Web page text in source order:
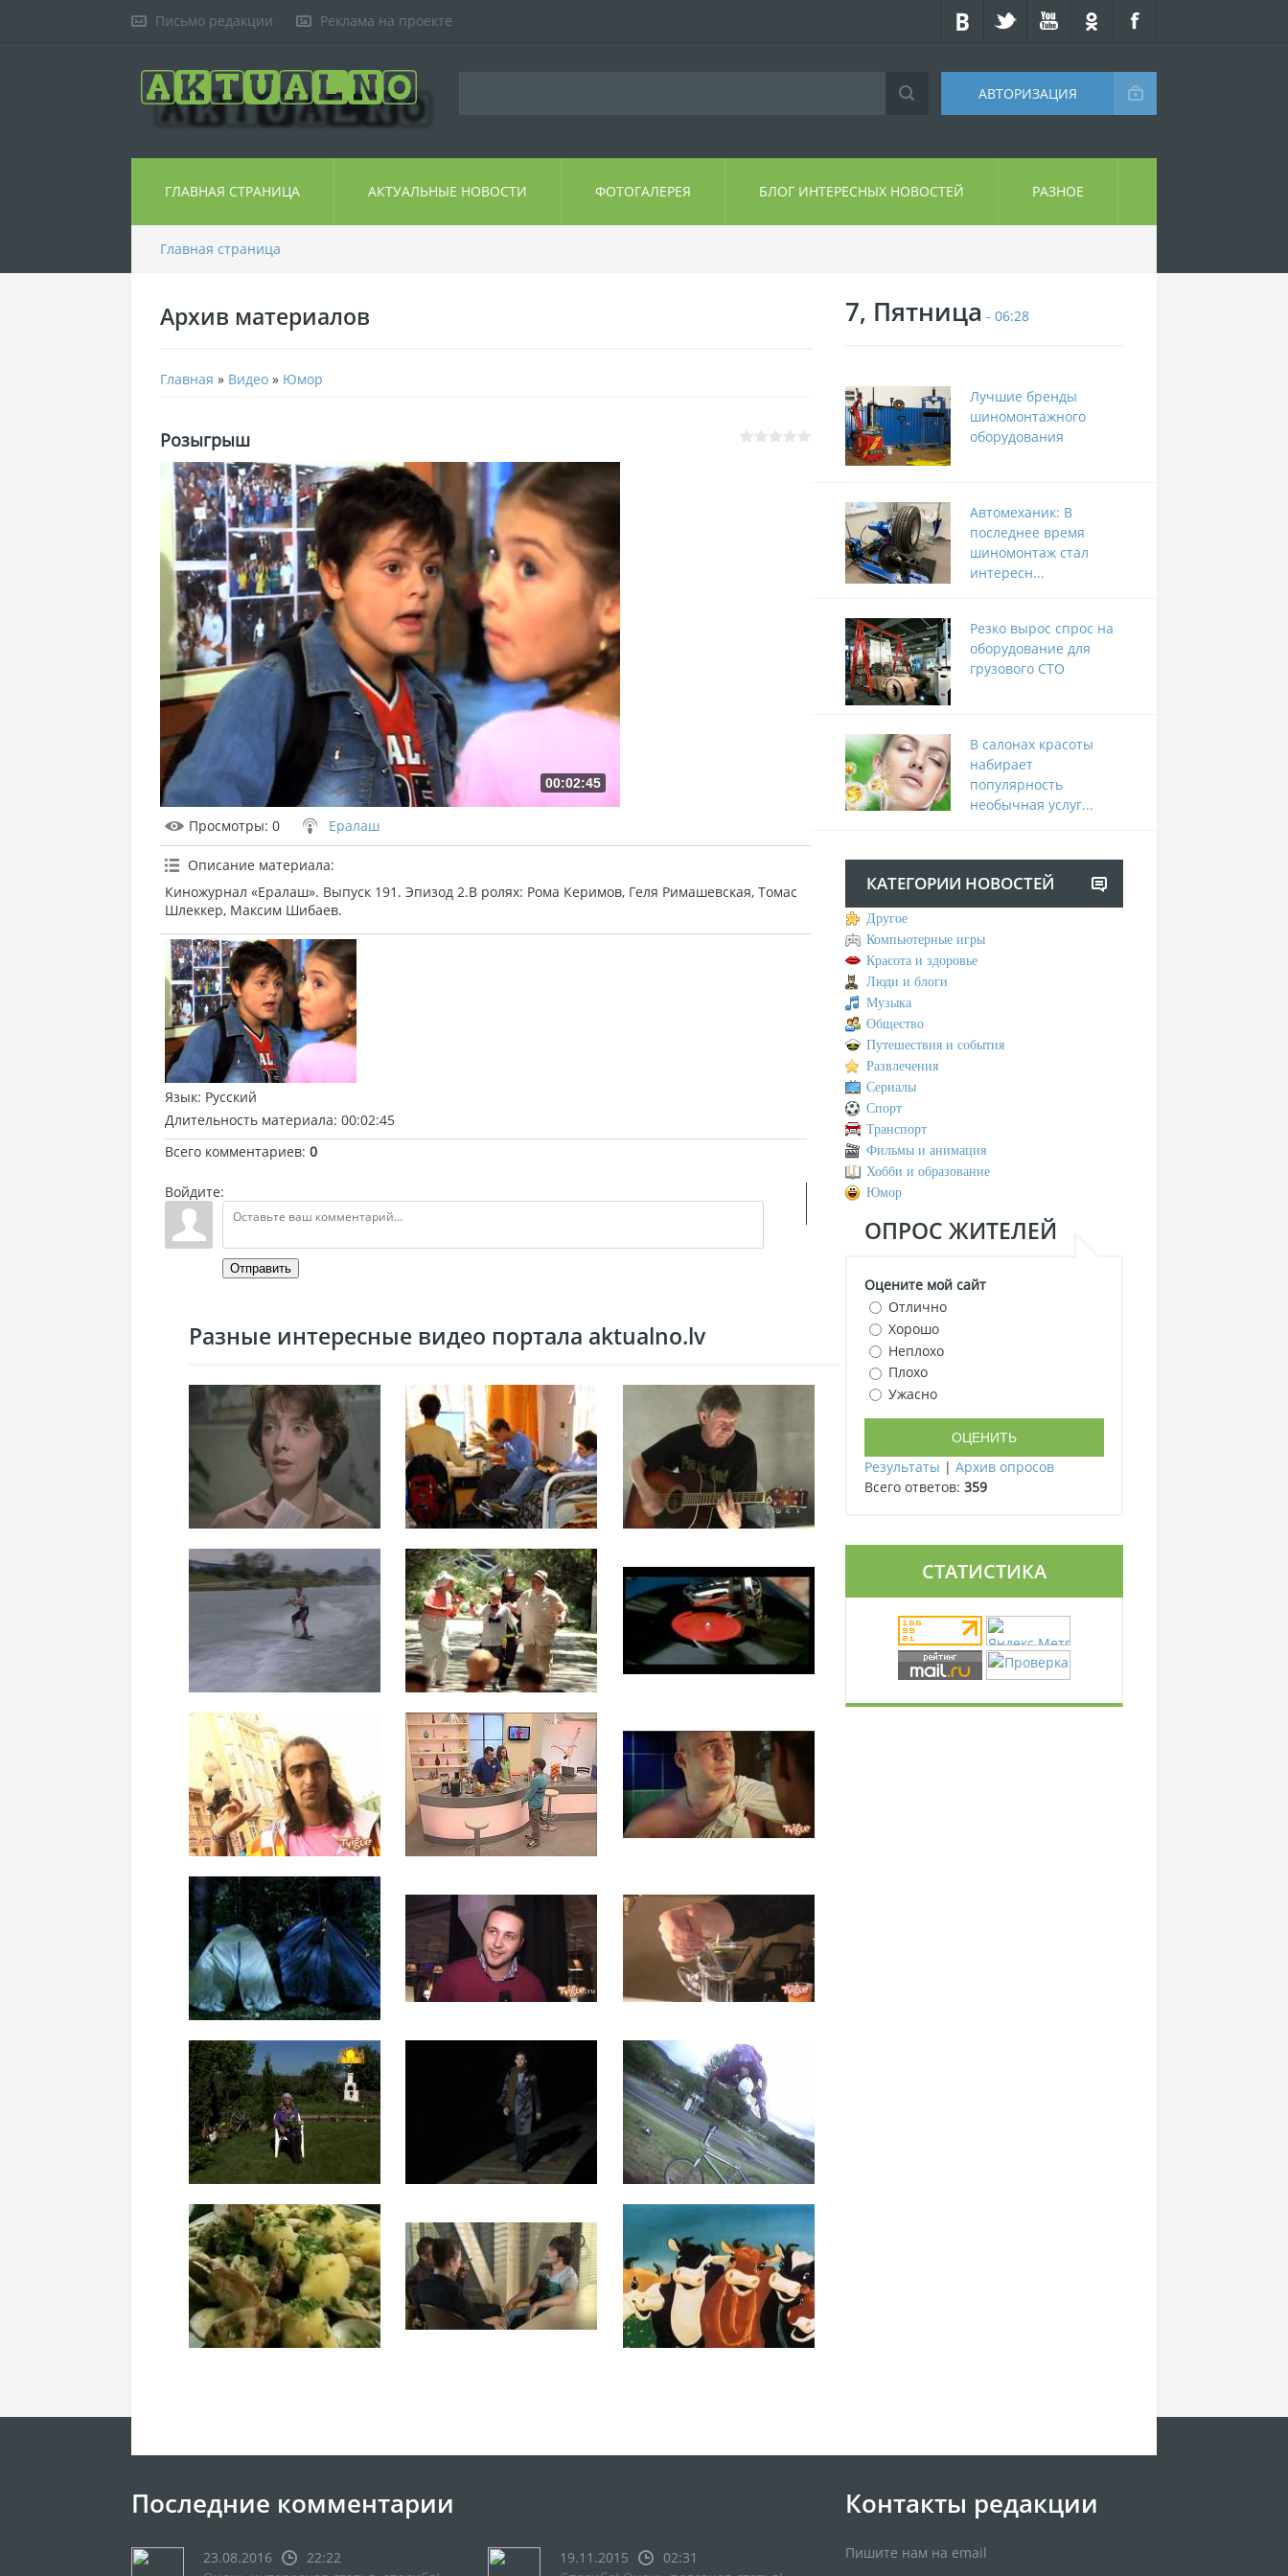
Письмо редакции Реклама на проекте
АВТОРИЗАЦИЯ
ГЛАВНАЯ СТРАНИЦА АКТУАЛЬНЫЕ НОВОСТИ ФОТОГАЛЕРЕЯ БЛОГ ИНТЕРЕСНЫХ НОВОСТЕЙ РАЗНОЕ
Главная страница
Архив материалов
Главная » Видео » Юмор
Розыгрыш
00:02:45
Просмотры: 0 Ералаш
Описание материала:
Киножурнал «Ералаш». Выпуск 191. Эпизод 2.В ролях: Рома Керимов, Геля Римашевская, Томас
Шлеккер, Максим Шибаев.
Язык: Русский
Длительность материала: 00:02:45
Всего комментариев: 0
Войдите:
Отправить
Разные интересные видео портала aktualno.lv
7, Пятница - 06:28
Лучшие бренды
шиномонтажного
оборудования
Автомеханик: В
последнее время
шиномонтаж стал
интересн...
Резко вырос спрос на
оборудование для
грузового СТО
В салонах красоты
набирает
популярность
необычная услуг...
КАТЕГОРИИ НОВОСТЕЙ
Другое
Компьютерные игры
Красота и здоровье
Люди и блоги
Музыка
Общество
Путешествия и события
Развлечения
Сериалы
Спорт
Транспорт
Фильмы и анимация
Хобби и образование
Юмор
ОПРОС ЖИТЕЛЕЙ
Оцените мой сайт
Отлично
Хорошо
Неплохо
Плохо
Ужасно
Результаты | Архив опросов
Всего ответов: 359
СТАТИСТИКА
Последние комментарии
23.08.2016
22:22
19.11.2015
02:31
Контакты редакции
Пишите нам на email